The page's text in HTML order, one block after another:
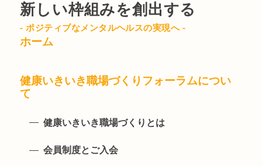
新しい枠組みを創出する
- ポジティブなメンタルヘルスの実現へ -
ホーム
健康いきいき職場づくりフォーラムについ
て
健康いきいき職場づくりとは
会員制度とご入会